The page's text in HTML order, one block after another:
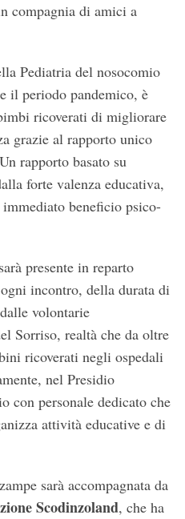
compagnia di amici a
Pediatria del nosocomio
il periodo pandemico, è
ricoverati di migliorare
grazie al rapporto unico
rapporto basato su
forte valenza educativa,
beneficio psico-
presente in reparto
incontro, della durata di
volontarie
Sorriso, realtà che da oltre
ricoverati negli ospedali
nel Presidio
con personale dedicato che
attività educative e di
sarà accompagnata da
Scodinzoland, che ha